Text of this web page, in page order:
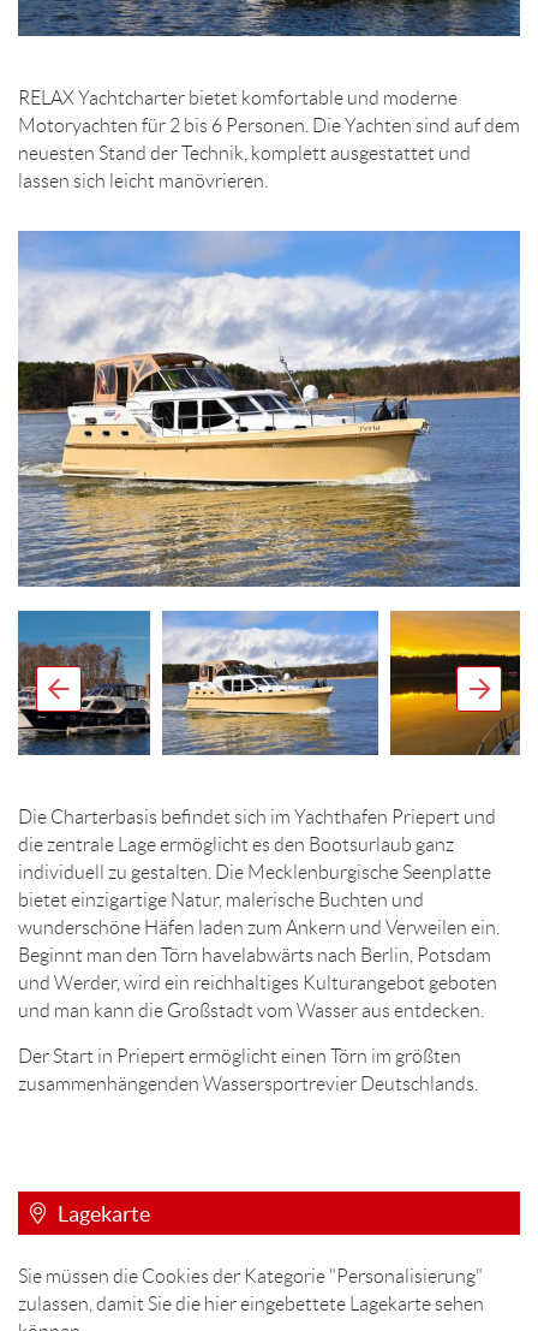
RELAX Yachtcharter bietet komfortable und moderne
Motoryachten für 2 bis 6 Personen. Die Yachten sind auf dem
neuesten Stand der Technik, komplett ausgestattet und
lassen sich leicht manövrieren.
Die Charterbasis befindet sich im Yachthafen Priepert und
die zentrale Lage ermöglicht es den Bootsurlaub ganz
individuell zu gestalten. Die Mecklenburgische Seenplatte
bietet einzigartige Natur, malerische Buchten und
wunderschöne Häfen laden zum Ankern und Verweilen ein.
Beginnt man den Törn havelabwärts nach Berlin, Potsdam
und Werder, wird ein reichhaltiges Kulturangebot geboten
und man kann die Großstadt vom Wasser aus entdecken.
Der Start in Priepert ermöglicht einen Törn im größten
zusammenhängenden Wassersportrevier Deutschlands.
Lagekarte
Sie müssen die Cookies der Kategorie "Personalisierung"
zulassen, damit Sie die hier eingebettete Lagekarte sehen